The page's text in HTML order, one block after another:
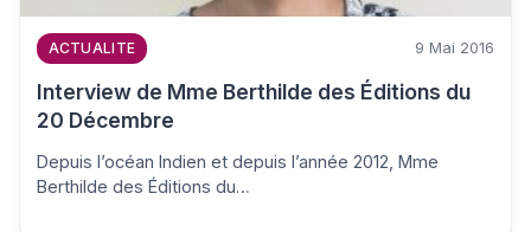
ACTUALITE 9 Mai 2016
Interview de Mme Berthilde des Éditions du
20 Décembre
Depuis l’océan Indien et depuis l’année 2012, Mme
Berthilde des Éditions du…